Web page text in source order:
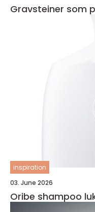
Gravsteiner som
inspiration
03. June 2026